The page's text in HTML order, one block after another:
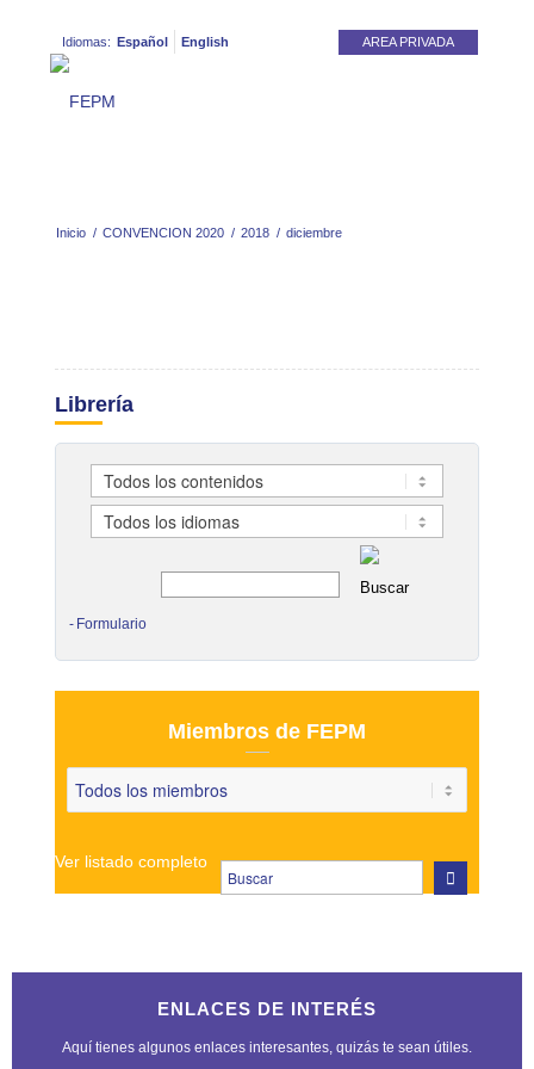
AREA PRIVADA
Idiomas: Español English
Inicio / CONVENCION 2020 / 2018 / diciembre
Librería
Formulario
Miembros de FEPM
Ver listado completo
ENLACES DE INTERÉS
Aquí tienes algunos enlaces interesantes, quizás te sean útiles.